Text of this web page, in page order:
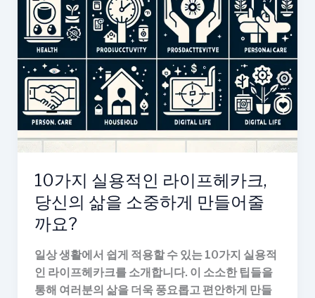
팁:
건
강
하
고
행
복
한
위
한
10
지
방
법
10가지 실용적인 라이프헤카크,
당신의 삶을 소중하게 만들어줄
까요?
일상 생활에서 쉽게 적용할 수 있는 10가지 실용적
인 라이프헤카크를 소개합니다. 이 소소한 팁들을
통해 여러분의 삶을 더욱 풍요롭고 편안하게 만들